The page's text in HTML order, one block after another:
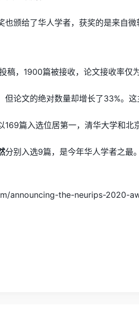
颁给了华人学者，获奖的是来自微
稿，1900篇被接收，论文接收率仅
但论文的绝对数量却增长了33%。
篇入选位居第一，清华大学和北
分别入选9篇，是今年华人学者之最。
announcing-the-neurips-2020-